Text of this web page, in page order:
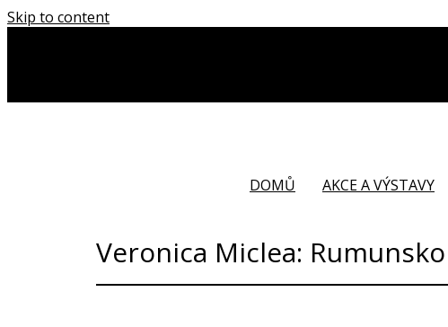
Skip to content
DOMŮ AKCE A VÝSTAVY
Veronica Miclea: